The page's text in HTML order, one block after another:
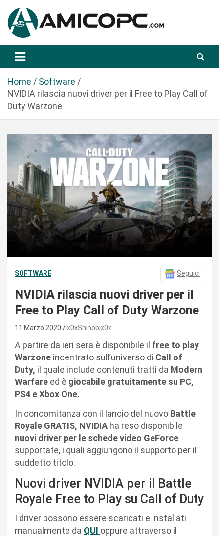
a
Amicopc.com
Home
Software
NVIDIA rilascia nuovi driver per il Free to Play Call of
Duty Warzone
SOFTWARE Seguici
NVIDIA rilascia nuovi driver per il
Free to Play Call of Duty Warzone
11 Marzo 2020 x0xShinobix0x
A partire da ieri sera è disponibile il free to play
Warzone incentrato sull’universo di Call of
Duty, il quale include contenuti tratti da Modern
Warfare ed è giocabile gratuitamente su PC,
PS4 e Xbox One.
In concomitanza con il lancio del nuovo Battle
Royale GRATIS, NVIDIA ha reso disponibile
nuovi driver per le schede video GeForce
supportate, i quali aggiungono il supporto per il
suddetto titolo.
Nuovi driver NVIDIA per il Battle
Royale Free to Play su Call of Duty
I driver possono essere scaricati e installati
manualmente da QUI oppure attraverso il